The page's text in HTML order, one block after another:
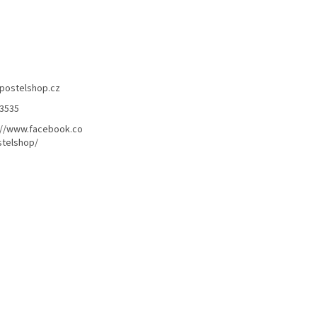
postelshop.cz
www.facebook.co